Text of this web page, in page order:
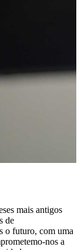
mais antigos
de
o futuro, com uma
nos a